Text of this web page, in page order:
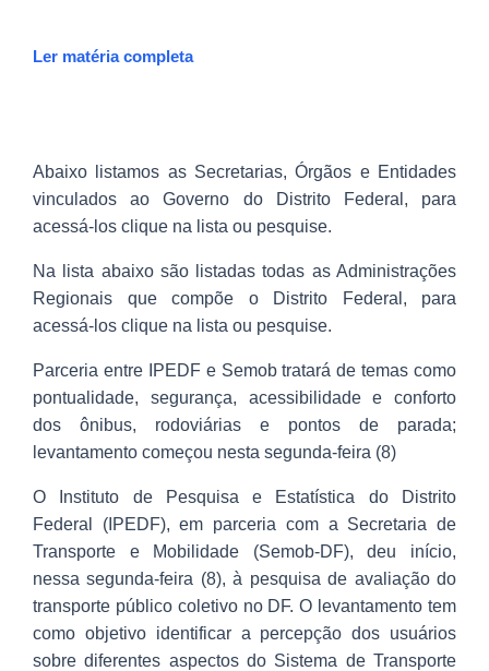
Ler matéria completa
Abaixo listamos as Secretarias, Órgãos e Entidades
vinculados ao Governo do Distrito Federal, para
acessá-los clique na lista ou pesquise.
Na lista abaixo são listadas todas as Administrações
Regionais que compõe o Distrito Federal, para
acessá-los clique na lista ou pesquise.
Parceria entre IPEDF e Semob tratará de temas como
pontualidade, segurança, acessibilidade e conforto
dos ônibus, rodoviárias e pontos de parada;
levantamento começou nesta segunda-feira (8)
O Instituto de Pesquisa e Estatística do Distrito
Federal (IPEDF), em parceria com a Secretaria de
Transporte e Mobilidade (Semob-DF), deu início,
nessa segunda-feira (8), à pesquisa de avaliação do
transporte público coletivo no DF. O levantamento tem
como objetivo identificar a percepção dos usuários
sobre diferentes aspectos do Sistema de Transporte